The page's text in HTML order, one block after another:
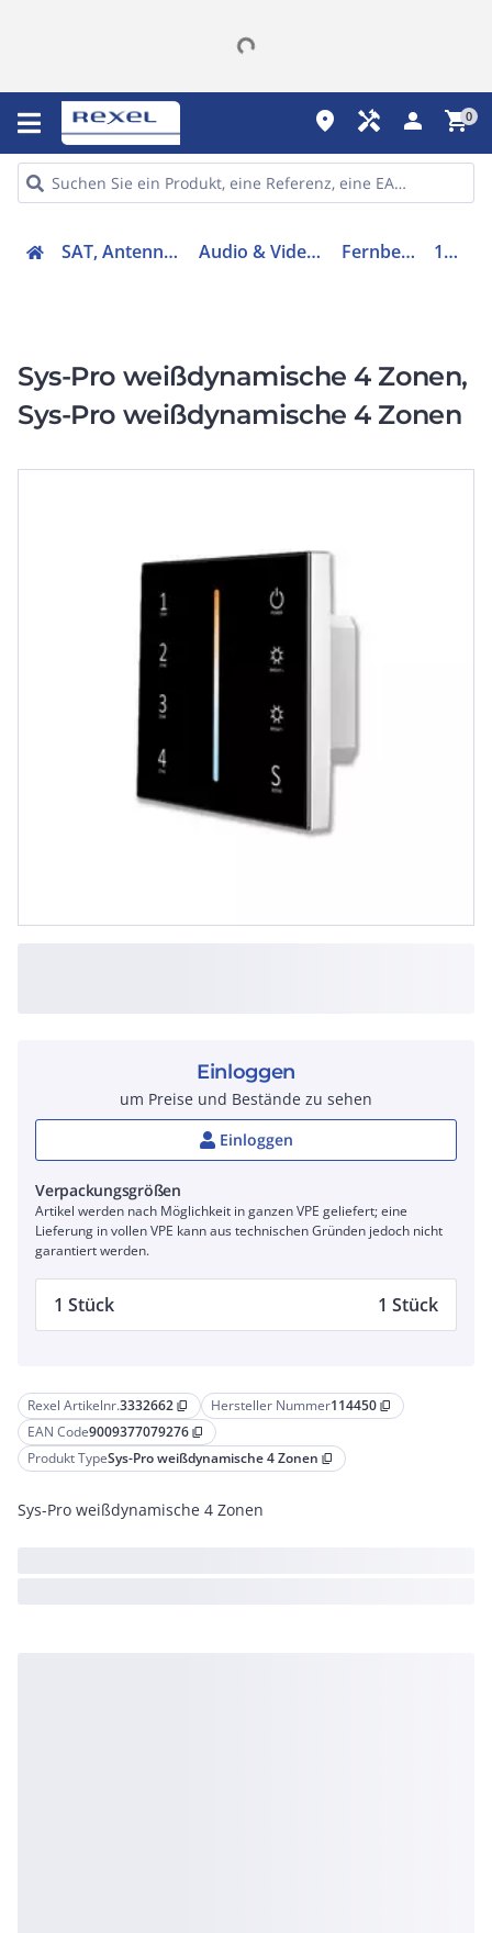
place handyman person shopping_cart0
SAT, Antenne, Telefonie Audio & Video - Zubehör Fernbedienung 114450
Sys-Pro weißdynamische 4 Zonen,
Sys-Pro weißdynamische 4 Zonen
Rexel Artikelnr.3332662 content_copy Hersteller Nummer114450 content_copy
EAN Code9009377079276 content_copy
Produkt TypeSys-Pro weißdynamische 4 Zonen content_copy
Sys-Pro weißdynamische 4 Zonen
Einloggen
um Preise und Bestände zu sehen
Einloggen
Verpackungsgrößen
Artikel werden nach Möglichkeit in ganzen VPE geliefert; eine
Lieferung in vollen VPE kann aus technischen Gründen jedoch nicht
garantiert werden.
1 Stück 1 Stück